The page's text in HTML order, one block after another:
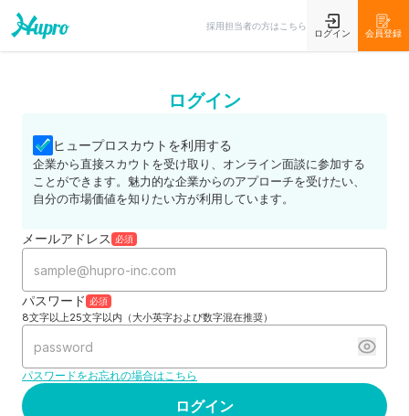
採用担当者の方はこちら
ログイン 会員登録
ログイン
ヒュープロスカウトを利用する
企業から直接スカウトを受け取り、オンライン面談に参加する
ことができます。魅力的な企業からのアプローチを受けたい、
自分の市場価値を知りたい方が利用しています。
メールアドレス 必須
パスワード 必須
8文字以上25文字以内（大小英字および数字混在推奨）
パスワードをお忘れの場合はこちら
ログイン